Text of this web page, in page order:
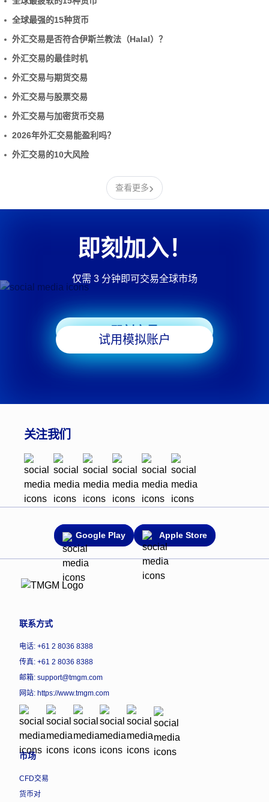
全球最强的15种货币
外汇交易是否符合伊斯兰教法（Halal）？
外汇交易的最佳时机
外汇交易与期货交易
外汇交易与股票交易
外汇交易与加密货币交易
2026年外汇交易能盈利吗？
外汇交易的10大风险
查看更多›
即刻加入！
仅需 3 分钟即可交易全球市场
即刻交易
试用模拟账户
关注我们
Google Play Apple Store
联系方式
电话: +61 2 8036 8388
传真: +61 2 8036 8388
邮箱: support@tmgm.com
网站: https://www.tmgm.com
市场
CFD交易
货币对